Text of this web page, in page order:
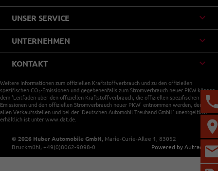
UNSER SERVICE
UNTERNEHMEN
KONTAKT
Weitere Informationen zum offiziellen Kraftstoffverbrauch und zu den offiziellen
spezifischen CO 2-Emissionen und gegebenenfalls zum Stromverbrauch neuer PKW können
dem 'Leitfaden über den offiziellen Kraftstoffverbrauch, die offiziellen spezifischen CO
2
Emissionen und den offiziellen Stromverbrauch neuer PKW' entnommen werden, der an
allen Verkaufsstellen und bei der 'Deutschen Automobil Treuhand GmbH' unentgeltlich
erhältlich ist unter www.dat.de.
© 2026 Huber Automobile GmbH, Marie-Curie-Allee 1 , 83052
Bruckmühl, +49(0)8062-9098-0 Powered by Autrado